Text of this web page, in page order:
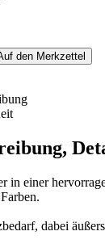
den Merkzettel
in einer
dabei